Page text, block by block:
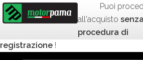
Puoi
all'acquisto
procedura di
registrazione !